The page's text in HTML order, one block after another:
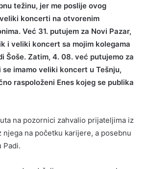
težinu, jer me poslije ovog
koncerti na otvorenim
Već 31. putujem za Novi Pazar,
i veliki koncert sa mojim kolegama
Šoše. Zatim, 4. 08. već putujemo za
se imamo veliki koncert u Tešnju,
raspoloženi Enes kojeg se publika
na pozornici zahvalio prijateljima iz
njega na početku karijere, a posebnu
Padi.